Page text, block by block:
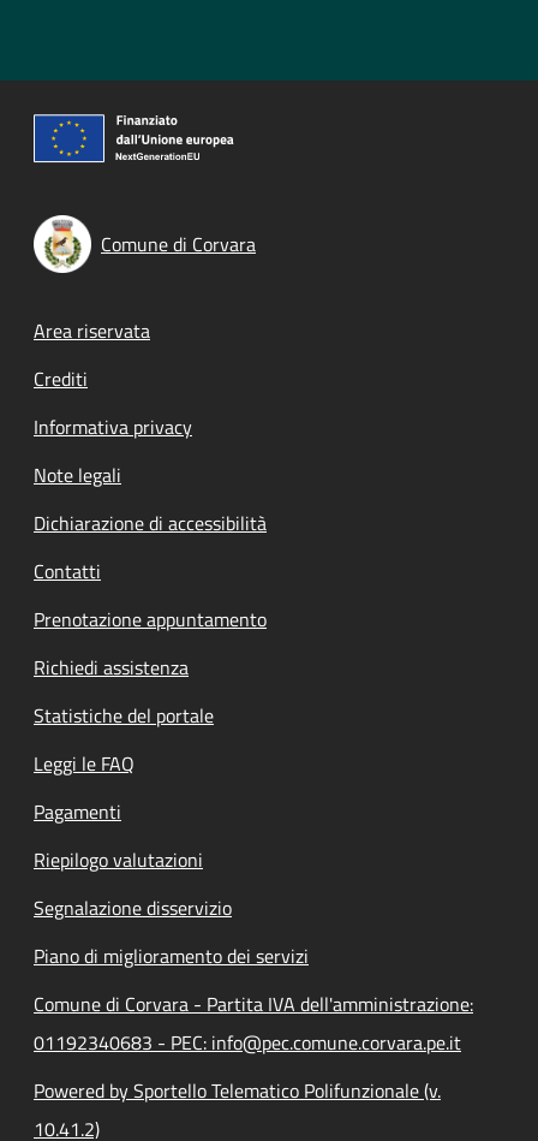
Comune di Corvara
Footer menu
Area riservata
Crediti
Informativa privacy
Note legali
Dichiarazione di accessibilità
Contatti
Prenotazione appuntamento
Richiedi assistenza
Statistiche del portale
Leggi le FAQ
Pagamenti
Riepilogo valutazioni
Segnalazione disservizio
Piano di miglioramento dei servizi
Comune di Corvara - Partita IVA dell'amministrazione:
01192340683 - PEC: info@pec.comune.corvara.pe.it
Powered by Sportello Telematico Polifunzionale (v.
10.41.2)